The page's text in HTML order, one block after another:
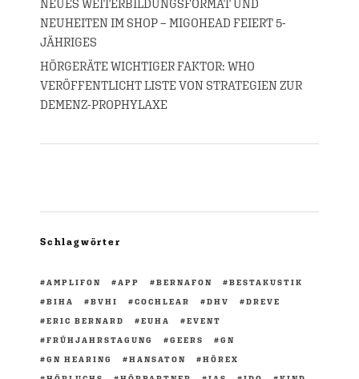
NEUES WEITERBILDUNGSFORMAT UND
NEUHEITEN IM SHOP – MIGOHEAD FEIERT 5-
JÄHRIGES
HÖRGERÄTE WICHTIGER FAKTOR: WHO
VERÖFFENTLICHT LISTE VON STRATEGIEN ZUR
DEMENZ-PROPHYLAXE
Schlagwörter
AMPLIFON APP BERNAFON
BESTAKUSTIK
BIHA
BVHI COCHLEAR DHV
DREVE
ERIC BERNARD
EUHA
EVENT
FRÜHJAHRSTAGUNG
GEERS
GN
GN HEARING
HANSATON
HÖREX